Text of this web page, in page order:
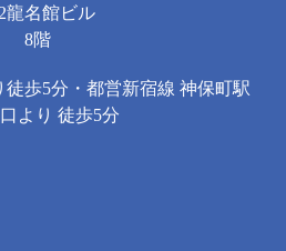
龍名館ビル
8階
徒歩5分・都営新宿線 神保町駅
より 徒歩5分